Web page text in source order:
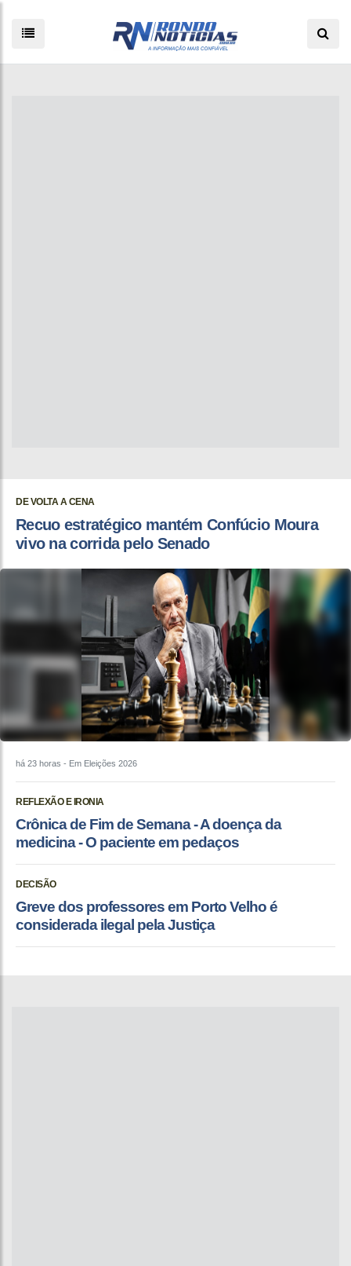
DE VOLTA A CENA
Recuo estratégico mantém Confúcio Moura
vivo na corrida pelo Senado
há 23 horas - Em Eleições 2026
REFLEXÃO E IRONIA
Crônica de Fim de Semana - A doença da
medicina - O paciente em pedaços
DECISÃO
Greve dos professores em Porto Velho é
considerada ilegal pela Justiça